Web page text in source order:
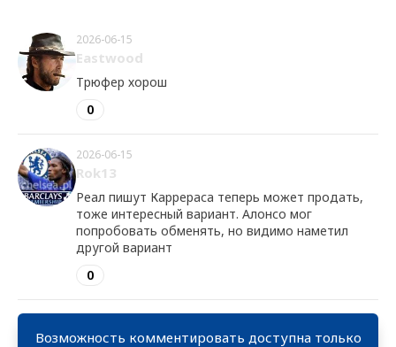
2026-06-15
Eastwood
Трюфер хорош
0
2026-06-15
Rok13
Реал пишут Каррераса теперь может продать,
тоже интересный вариант. Алонсо мог
попробовать обменять, но видимо наметил
другой вариант
0
Возможность комментировать доступна только